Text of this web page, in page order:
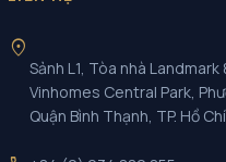
location_on
Sảnh L1, Tòa nhà Landmark
Vinhomes Central Park,
Quận Bình Thạnh, TP. Hồ